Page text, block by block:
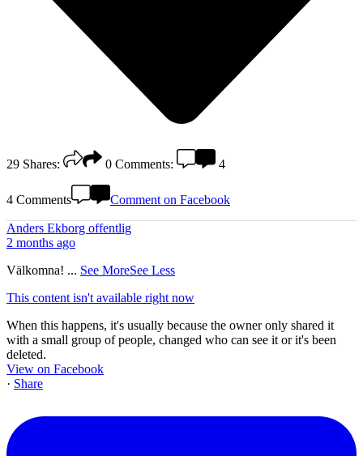
29 Shares: 0 Comments: 4
4 Comments Comment on Facebook
Anders Ekborg offentlig
2 months ago
Välkomna! ... See MoreSee Less
This content isn't available right now
When this happens, it's usually because the owner only shared it
with a small group of people, changed who can see it or it's been
deleted.
View on Facebook
· Share